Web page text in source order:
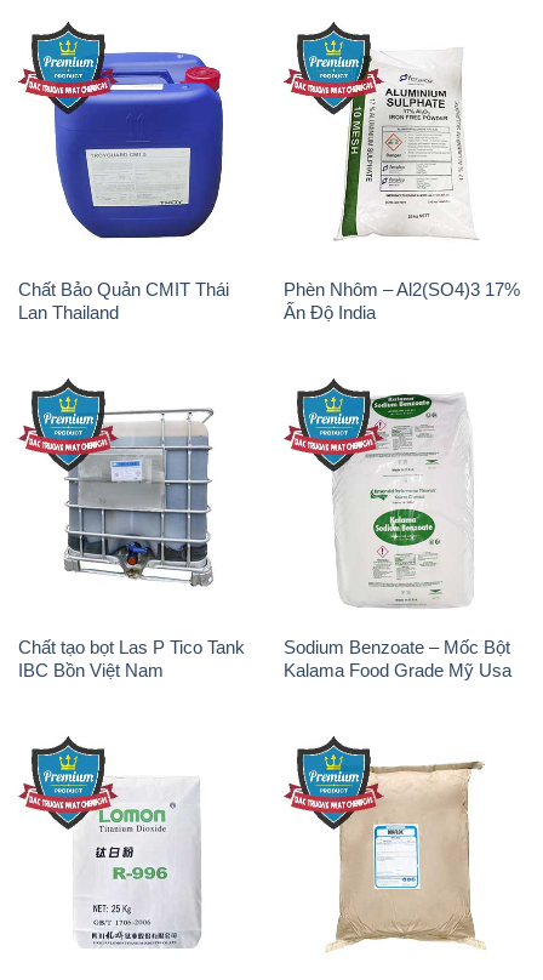
Chất Bảo Quản CMIT Thái
Lan Thailand
Phèn Nhôm – Al2(SO4)3 17%
Ấn Độ India
Chất tạo bọt Las P Tico Tank
IBC Bồn Việt Nam
Sodium Benzoate – Mốc Bột
Kalama Food Grade Mỹ Usa